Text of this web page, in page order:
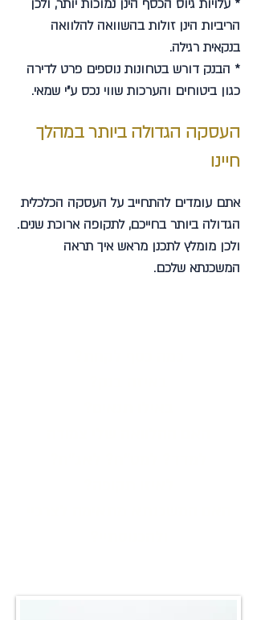
* עלויות גיוס הכסף הינן נמוכות יותר, ולכן
הריביות הינן זולות בהשוואה להלוואה
בנקאית רגילה.
* הבנק דורש בטחונות נוספים פרט לדירה
כגון ביטוחים והערכות שווי נכס ע"י שמאי.
העסקה הגדולה ביותר במהלך
חיינו
אתם עומדים להתחייב על העסקה הכלכלית
הגדולה ביותר בחייכם, לתקופה ארוכת שנים.
ולכן מומלץ לתכנן מראש איך תראה
המשכנתא שלכם.